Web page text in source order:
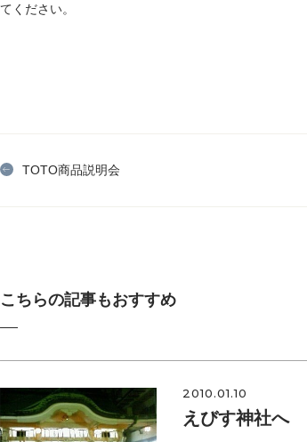
てください。
TOTO商品説明会
こちらの記事もおすすめ
2010.01.10
えびす神社へ